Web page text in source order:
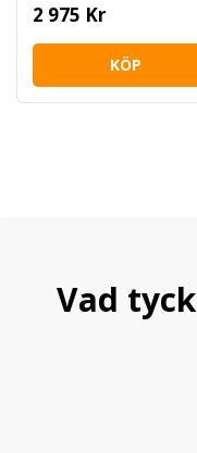
2 975 Kr
KÖP
Vad